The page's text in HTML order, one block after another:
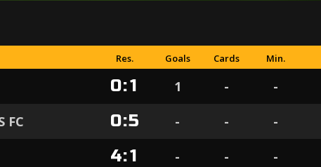
Res. Goals Cards Min.
0:1 1 - -
FC 0:5 - - -
4:1 - - -